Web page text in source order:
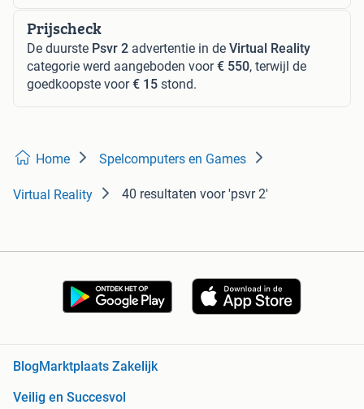
Prijscheck
De duurste Psvr 2 advertentie in de Virtual Reality
categorie werd aangeboden voor€ 550, terwijl de
goedkoopste voor€ 15 stond.
Home Spelcomputers en Games
Virtual Reality 40 resultaten voor 'psvr 2'
Blog Marktplaats Zakelijk
Veilig en Succesvol